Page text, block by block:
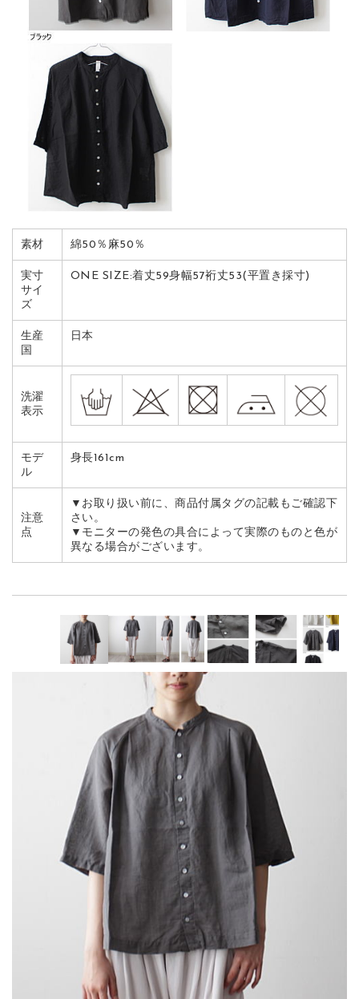
素材 綿50％麻50％
実寸
サイ
ズ
ONE SIZE:着丈59身幅57裄丈53(平置き採寸)
生産
国
日本
洗濯
表示
モデ
ル
身長161cm
注意
点
▼お取り扱い前に、商品付属タグの記載もご確認下
さい。
▼モニターの発色の具合によって実際のものと色が
異なる場合がございます。